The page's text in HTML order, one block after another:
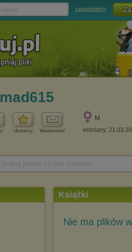
zapomniałem
Ulubiony Wiadomość
M.
widziany:
Książki
Nie ma plików